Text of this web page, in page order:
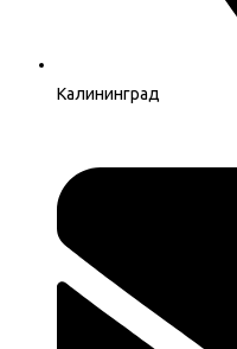
Калининград